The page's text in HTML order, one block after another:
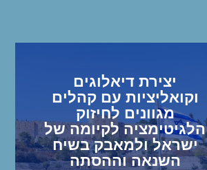
יצירת דיאלוגים
וקואליציות עם קהלים
מגוונים לחיזוק
הלגיטימציה לקיומה של
ישראל ולמאבק בשיח
השנאה וההסתה